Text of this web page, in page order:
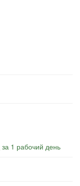
за 1 рабочий день